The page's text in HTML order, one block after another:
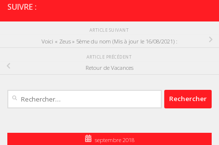
SUIVRE :
ARTICLE SUIVANT
Voici « Zeus » 5ème du nom (Mis à jour le 16/08/2021) :
ARTICLE PRÉCÉDENT
Retour de Vacances
Rechercher :
septembre 2018